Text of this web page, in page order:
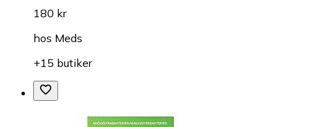
180 kr
hos Meds
+15 butiker